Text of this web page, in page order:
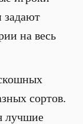
задают
на весь
сортов.
лучшие